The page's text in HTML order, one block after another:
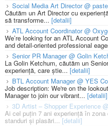
Social Media Art Director @
Căutăm un Art Director cu
să transforme... [detalii]
ATL Account Coordinator @
We’re looking for an ATL Account
and detail-oriented professional
Senior PR Manager @ Golin
La Golin Ketchum, căutăm un
experiență, care știe... [detalii]
BTL Account Manager @ YES
Job description: We're on the
Manager to join our vibrant... [detalii]
3D Artist – Shopper Experience
Ai cel puțin 7 ani experiență în
standuri și plasări... [detalii]